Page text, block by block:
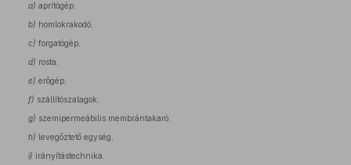
a) aprítógép,
b) homlokrakodó,
c) forgatógép,
d) rosta,
e) erőgép,
f) szállítószalagok,
g) szemipermeábilis membrántakaró,
h) levegőztető egység,
i) irányítástechnika.